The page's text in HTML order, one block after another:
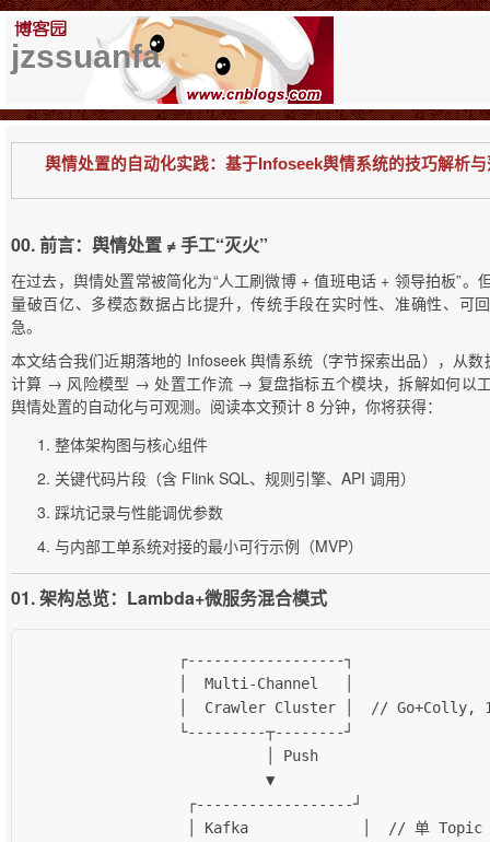
jzssuanfa
舆情处置的自动化实践：基于Infoseek舆情系统的技巧解析
00. 前言：舆情处置 ≠ 手工“灭火”
在过去，舆情处置常被简化为“人工刷微博 + 值班电话 + 领导拍板”。
量破百亿、多模态数据占比提升，传统手段在实时性、准确性、可
急。
本文结合我们近期落地的 Infoseek 舆情系统（字节探索出品），从
计算 → 风险模型 → 处置工作流 → 复盘指标五个模块，拆解如何以
舆情处置的自动化与可观测。阅读本文预计 8 分钟，你将获得：
整体架构图与核心组件
关键代码片段（含 Flink SQL、规则引擎、API 调用）
踩坑记录与性能调优参数
与内部工单系统对接的最小可行示例（MVP）
01. 架构总览：Lambda+微服务混合模式
                 ┌------------------┐
                 │  Multi-Channel   │
│  Crawler Cluster │  // Go+Colly,
                 └---------┬--------┘
                           │ Push
                           ▼
                  ┌------------------┘
│ Kafka             │  // 单 Topic